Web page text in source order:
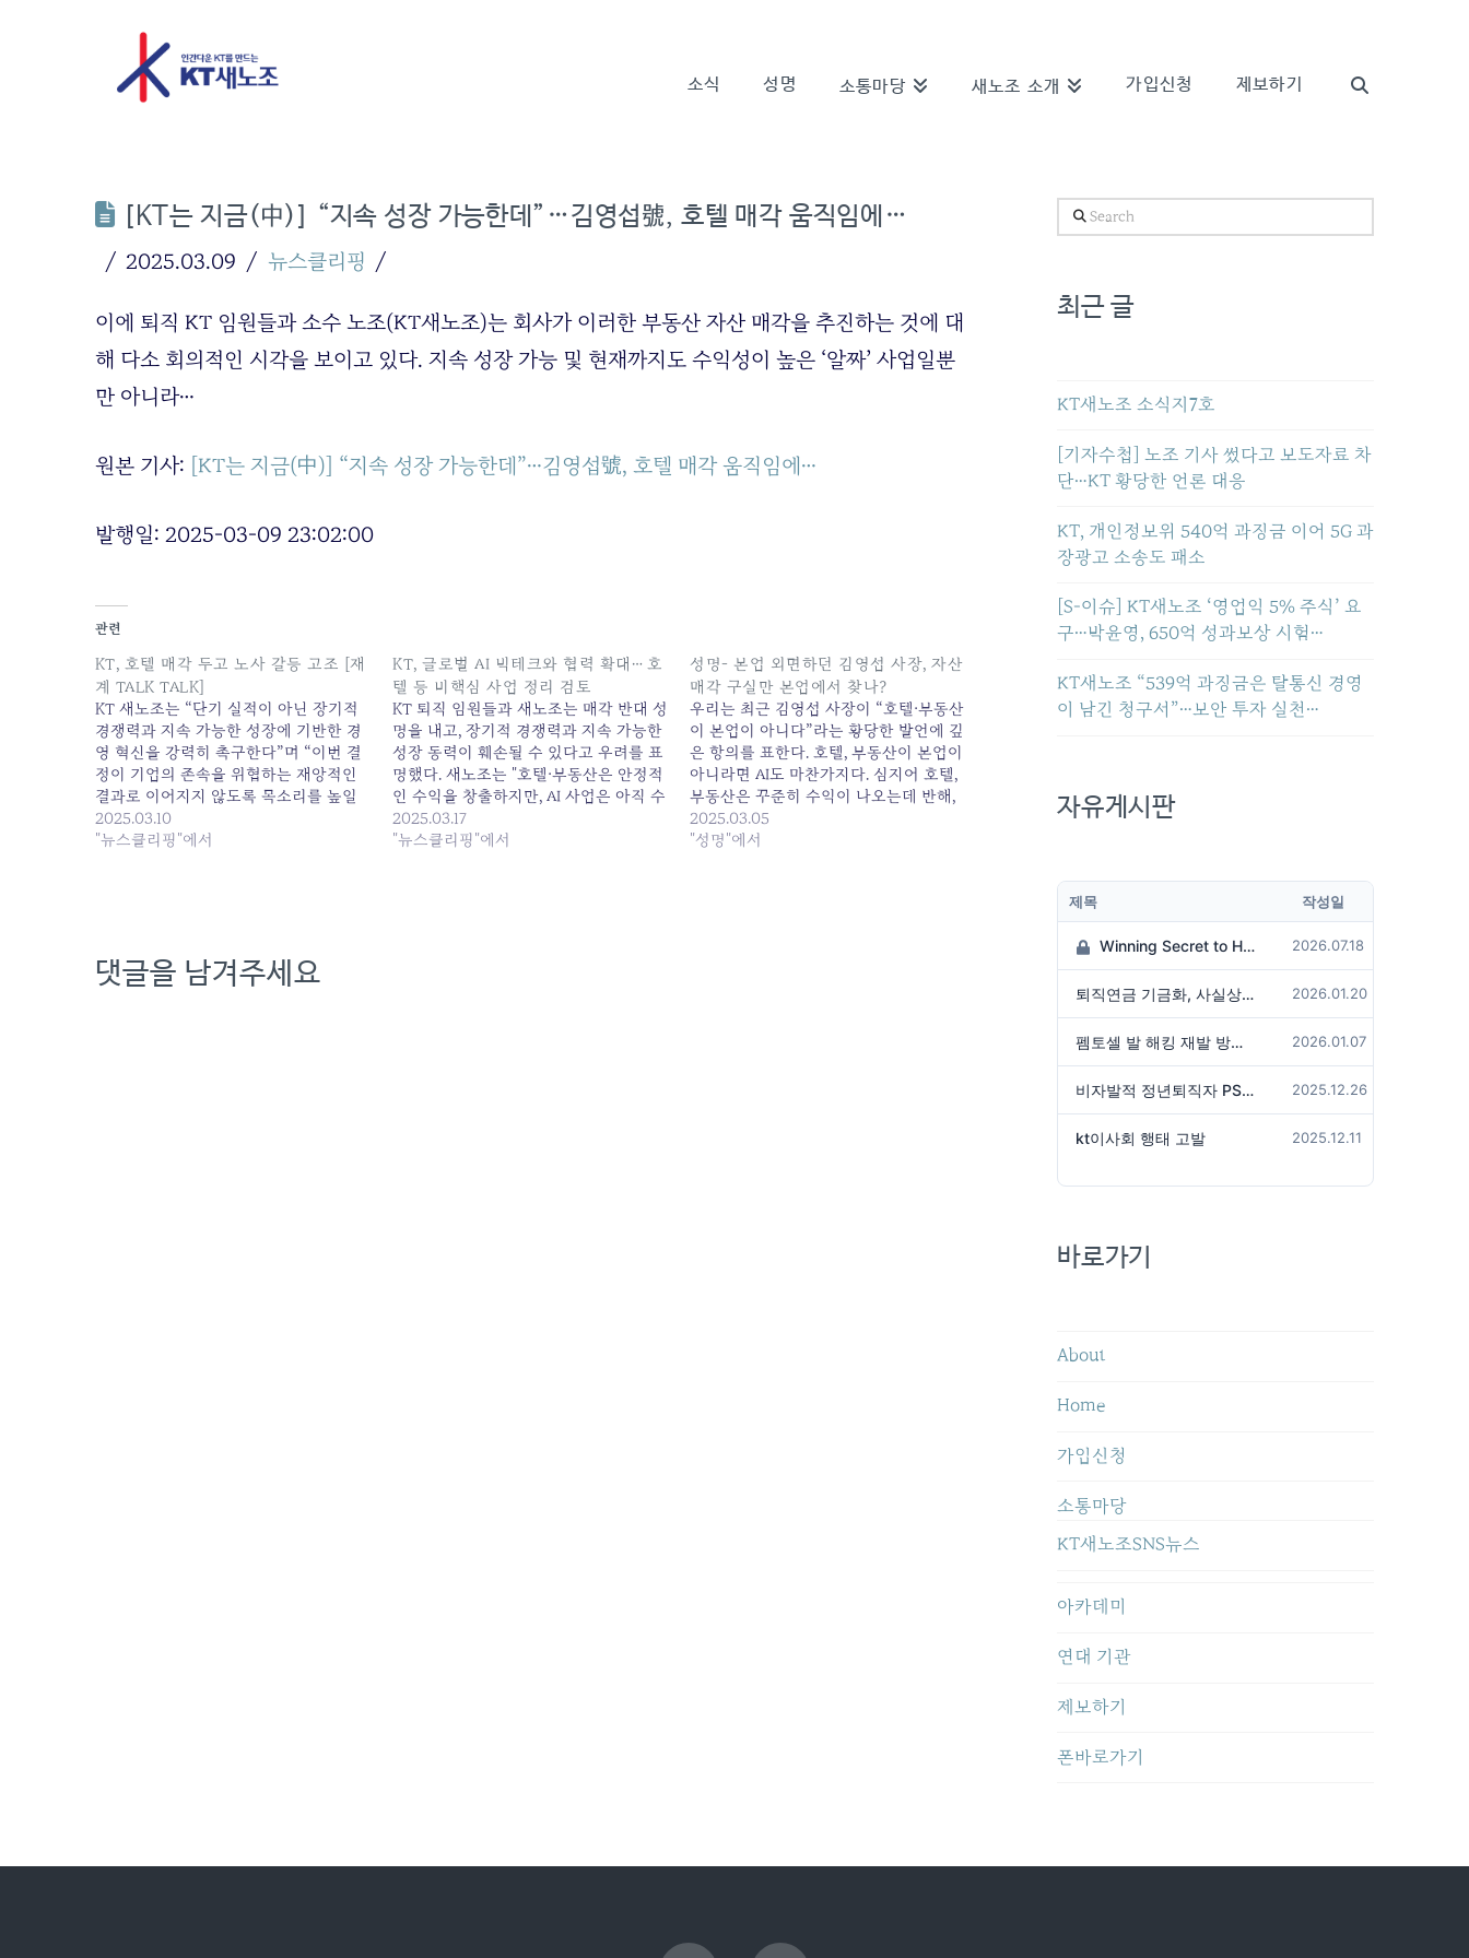
소식 성명 소통마당 새노조 소개 가입신청 제보하기
[KT는 지금(中)] “지속 성장 가능한데”…김영섭號, 호텔 매각 움직임에…
2025.03.09 뉴스클리핑
이에 퇴직 KT 임원들과 소수 노조(KT새노조)는 회사가 이러한 부동산 자산 매각을 추진하는 것에 대
해 다소 회의적인 시각을 보이고 있다. 지속 성장 가능 및 현재까지도 수익성이 높은 ‘알짜’ 사업일뿐
만 아니라…
원본 기사: [KT는 지금(中)] “지속 성장 가능한데”…김영섭號, 호텔 매각 움직임에…
발행일: 2025-03-09 23:02:00
관련
KT, 호텔 매각 두고 노사 갈등 고조 [재
계 TALK TALK]
KT 새노조는 “단기 실적이 아닌 장기적
경쟁력과 지속 가능한 성장에 기반한 경
영 혁신을 강력히 촉구한다”며 “이번 결
정이 기업의 존속을 위협하는 재앙적인
결과로 이어지지 않도록 목소리를 높일
것”이라고... 원본 기사: KT, 호텔 매각 두
고 노사 갈등 고조 [재계 TALK TALK] 발
2025.03.10
"뉴스클리핑"에서
KT, 글로벌 AI 빅테크와 협력 확대… 호
텔 등 비핵심 사업 정리 검토
KT 퇴직 임원들과 새노조는 매각 반대 성
명을 내고, 장기적 경쟁력과 지속 가능한
성장 동력이 훼손될 수 있다고 우려를 표
명했다. 새노조는 "호텔·부동산은 안정적
인 수익을 창출하지만, AI 사업은 아직 수
익을 내지... 원본 기사: KT, 글로벌 AI 빅
테크와 협력 확대… 호텔 등 비핵심 사업
2025.03.17
"뉴스클리핑"에서
성명- 본업 외면하던 김영섭 사장, 자산
매각 구실만 본업에서 찾나?
우리는 최근 김영섭 사장이 “호텔·부동산
이 본업이 아니다”라는 황당한 발언에 깊
은 항의를 표한다. 호텔, 부동산이 본업이
아니라면 AI도 마찬가지다. 심지어 호텔,
부동산은 꾸준히 수익이 나오는데 반해,
AI는 아직 수익도 못 만들고 있다. 통신
본업 타령하는 김영섭 사장은 오히려 임
2025.03.05
"성명"에서
댓글을 남겨주세요
Search
최근 글
KT새노조 소식지7호
[기자수첩] 노조 기사 썼다고 보도자료 차
단…KT 황당한 언론 대응
KT, 개인정보위 540억 과징금 이어 5G 과
장광고 소송도 패소
[S-이슈] KT새노조 ‘영업익 5% 주식’ 요
구…박윤영, 650억 성과보상 시험…
KT새노조 “539억 과징금은 탈통신 경영
이 남긴 청구서”…보안 투자 실천…
자유게시판
제목 작성일
Winning Secret to Hit the Jackpot! 2026.07.18
퇴직연금 기금화, 사실상 국가가 관리하겠다는 것인가? 2026.01.20
펨토셀 발 해킹 재발 방지 위해서는 2026.01.07
비자발적 정년퇴직자 PS성과급 미지급은 임금체불 아닌가? 2025.12.26
kt이사회 행태 고발 2025.12.11
바로가기
About
Home
가입신청
소통마당
KT새노조SNS뉴스
아카데미
연대 기관
제보하기
폰바로가기